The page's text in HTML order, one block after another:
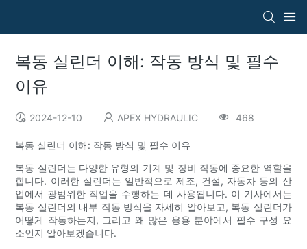
복동 실린더 이해: 작동 방식 및 필수
이유
2024-12-10 APEX HYDRAULIC 468
복동 실린더 이해: 작동 방식 및 필수 이유
복동 실린더는 다양한 유형의 기계 및 장비 작동에 중요한 역할을
합니다. 이러한 실린더는 일반적으로 제조, 건설, 자동차 등의 산
업에서 광범위한 작업을 수행하는 데 사용됩니다. 이 기사에서는
복동 실린더의 내부 작동 방식을 자세히 알아보고, 복동 실린더가
어떻게 작동하는지, 그리고 왜 많은 응용 분야에서 필수 구성 요
소인지 알아보겠습니다.